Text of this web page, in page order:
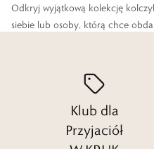
Odkryj wyjątkową kolekcję
siebie lub osoby, którą chce
W ponadczasowej kolekcji
srebrne i złote, kolczyki z
wykonanymi detalami. Daj się
luksusowej biżuterii, która sprawi
Klub dla
Przyjaciół